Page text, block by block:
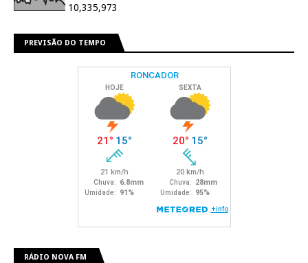
10,335,973
PREVISÃO DO TEMPO
RÁDIO NOVA FM